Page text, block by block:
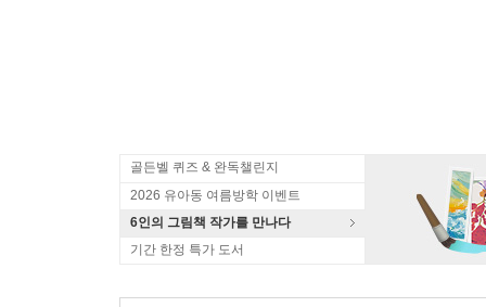
골든벨 퀴즈 & 완독챌린지
2026 유아동 여름방학 이벤트
6인의 그림책 작가를 만나다
기간 한정 특가 도서